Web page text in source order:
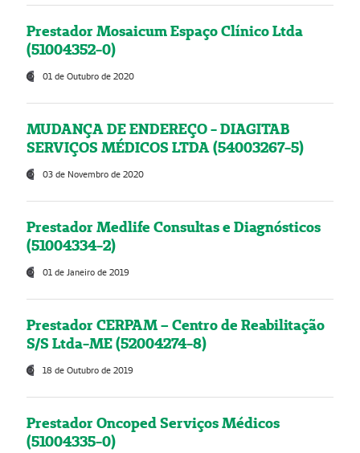
Prestador Mosaicum Espaço Clínico Ltda
(51004352-0)
01 de Outubro de 2020
MUDANÇA DE ENDEREÇO - DIAGITAB
SERVIÇOS MÉDICOS LTDA (54003267-5)
03 de Novembro de 2020
Prestador Medlife Consultas e Diagnósticos
(51004334-2)
01 de Janeiro de 2019
Prestador CERPAM – Centro de Reabilitação
S/S Ltda-ME (52004274-8)
18 de Outubro de 2019
Prestador Oncoped Serviços Médicos
(51004335-0)